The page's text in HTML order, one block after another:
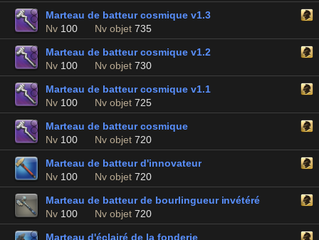
Marteau de batteur cosmique v1.3
Nv 100 Nv objet 735
Marteau de batteur cosmique v1.2
Nv 100 Nv objet 730
Marteau de batteur cosmique v1.1
Nv 100 Nv objet 725
Marteau de batteur cosmique
Nv 100 Nv objet 720
Marteau de batteur d'innovateur
Nv 100 Nv objet 720
Marteau de batteur de bourlingueur invétéré
Nv 100 Nv objet 720
Marteau d'éclairé de la fonderie